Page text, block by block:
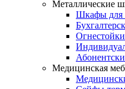
Металлические
Шкафы для
Медицинская